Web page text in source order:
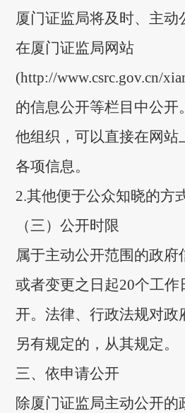
厦门证监局将及时、主动
在厦门证监局网站
(http://www.csrc.gov.cn/
的信息公开等栏目中公开
他组织，可以直接在网站
各项信息。
2.其他便于公众知晓的方
（三）公开时限
属于主动公开范围的政府
或者变更之日起20个工作
开。法律、行政法规对政
另有规定的，从其规定。
三、依申请公开
除厦门证监局主动公开的